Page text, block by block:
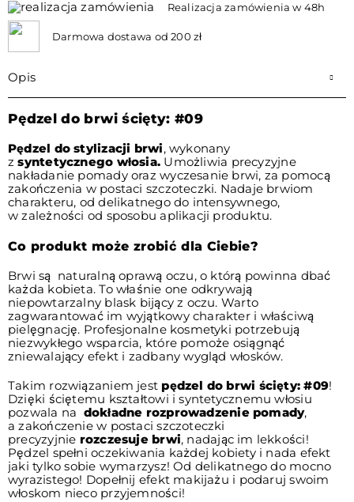
Realizacja zamówienia w 48h
Darmowa dostawa od 200 zł
Opis
Pędzel do brwi ścięty: #09
Pędzel do stylizacji brwi, wykonany
zsyntetycznego włosia. Umożliwia precyzyjne
nakładanie pomady oraz wyczesanie brwi, za pomocą
zakończenia w postaci szczoteczki. Nadaje brwiom
charakteru, od delikatnego do intensywnego,
w zależności od sposobu aplikacji produktu.
Co produkt może zrobić dla Ciebie?
Brwi są naturalną oprawą oczu, o którą powinna dbać
każda kobieta. To właśnie one odkrywają
niepowtarzalny blask bijący z oczu. Warto
zagwarantować im wyjątkowy charakter i właściwą
pielęgnację. Profesjonalne kosmetyki potrzebują
niezwykłego wsparcia, które pomoże osiągnąć
zniewalający efekt i zadbany wygląd włosków.
Takim rozwiązaniem jest pędzel do brwi ścięty: #09!
Dzięki ściętemu kształtowi i syntetycznemu włosiu
pozwala na dokładne rozprowadzenie pomady,
a zakończenie w postaci szczoteczki
precyzyjnie rozczesuje brwi, nadając im lekkości!
Pędzel spełni oczekiwania każdej kobiety i nada efekt
jaki tylko sobie wymarzysz! Od delikatnego do mocno
wyrazistego! Dopełnij efekt makijażu i podaruj swoim
włoskom nieco przyjemności!